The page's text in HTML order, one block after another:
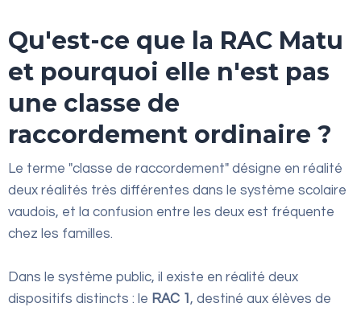
Qu'est-ce que la RAC Matu
et pourquoi elle n'est pas
une classe de
raccordement ordinaire ?
Le terme "classe de raccordement" désigne en réalité
deux réalités très différentes dans le système scolaire
vaudois, et la confusion entre les deux est fréquente
chez les familles.
Dans le système public, il existe en réalité deux
dispositifs distincts : le RAC 1 , destiné aux élèves de